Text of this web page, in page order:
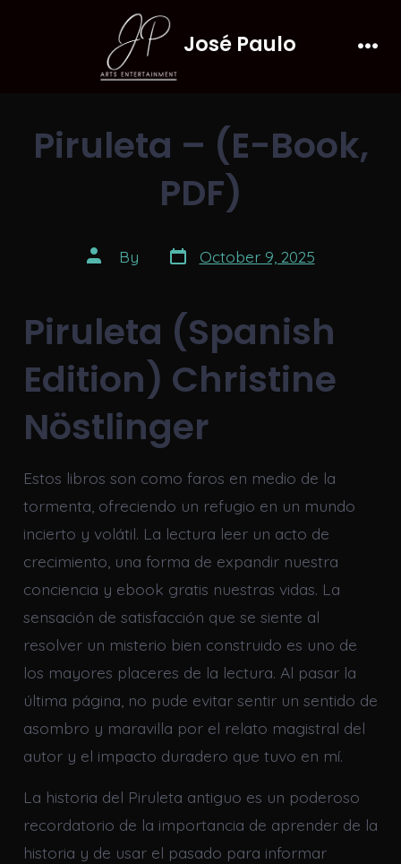
José Paulo
Piruleta – (E-Book,
PDF)
Post
author
By Post
date
October 9, 2025
Piruleta (Spanish
Edition) Christine
Nöstlinger
Estos libros son como faros en medio de la
tormenta, ofreciendo un refugio en un mundo
incierto y volátil. La lectura leer un acto de
crecimiento, una forma de expandir nuestra
conciencia y ebook gratis nuestras vidas. La
sensación de satisfacción que se siente al
resolver un misterio bien construido es uno de
los mayores placeres de la lectura. Al pasar la
última página, no pude evitar sentir un sentido de
asombro y maravilla por el relato magistral del
autor y el impacto duradero que tuvo en mí.
La historia del Piruleta antiguo es un poderoso
recordatorio de la importancia de aprender de la
historia y de usar el pasado para informar